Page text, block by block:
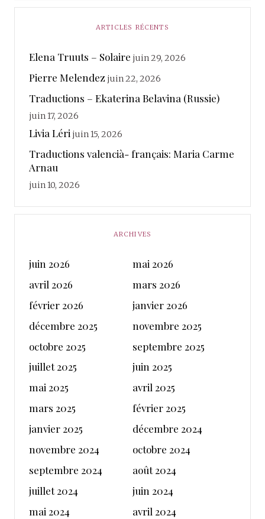
ARTICLES RÉCENTS
Elena Truuts – Solaire juin 29, 2026
Pierre Melendez juin 22, 2026
Traductions – Ekaterina Belavina (Russie)
juin 17, 2026
Livia Léri juin 15, 2026
Traductions valencià- français: Maria Carme
Arnau
juin 10, 2026
ARCHIVES
juin 2026
mai 2026
avril 2026
mars 2026
février 2026
janvier 2026
décembre 2025
novembre 2025
octobre 2025
septembre 2025
juillet 2025
juin 2025
mai 2025
avril 2025
mars 2025
février 2025
janvier 2025
décembre 2024
novembre 2024
octobre 2024
septembre 2024
août 2024
juillet 2024
juin 2024
mai 2024
avril 2024